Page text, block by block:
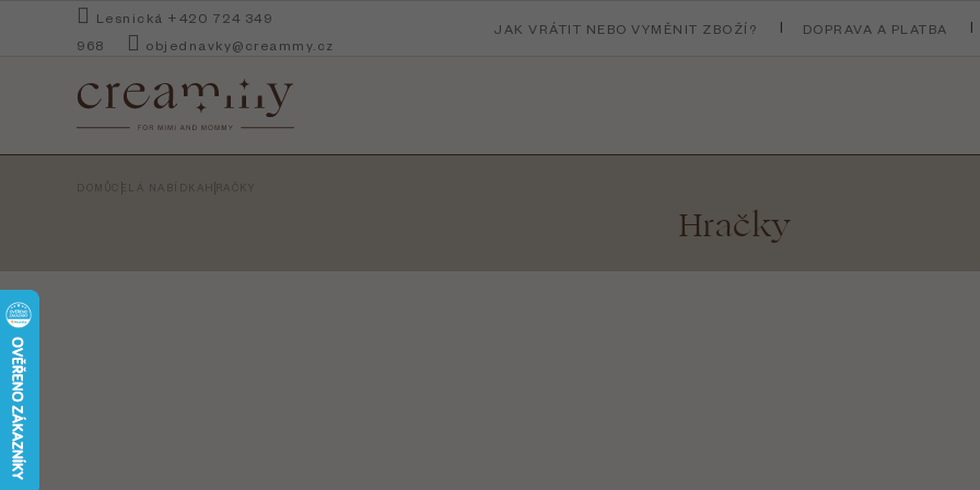
Lesnická +420 724 349
968
objednavky@creammy.cz
JAK VRÁTIT NEBO VYMĚNIT ZBOŽÍ? DOPRAVA A PLATBA
DOMŮCELÁ NABÍDKA HRAČKY
Hračky